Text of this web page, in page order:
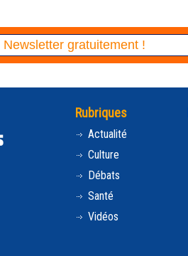
Rubriques
Actualité
Culture
Débats
Santé
Vidéos